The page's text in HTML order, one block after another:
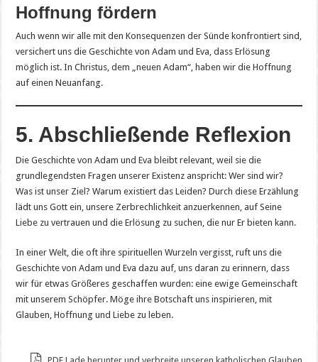
Hoffnung fördern
Auch wenn wir alle mit den Konsequenzen der Sünde konfrontiert sind,
versichert uns die Geschichte von Adam und Eva, dass Erlösung
möglich ist. In Christus, dem „neuen Adam“, haben wir die Hoffnung
auf einen Neuanfang.
5. Abschließende Reflexion
Die Geschichte von Adam und Eva bleibt relevant, weil sie die
grundlegendsten Fragen unserer Existenz anspricht: Wer sind wir?
Was ist unser Ziel? Warum existiert das Leiden? Durch diese Erzählung
lädt uns Gott ein, unsere Zerbrechlichkeit anzuerkennen, auf Seine
Liebe zu vertrauen und die Erlösung zu suchen, die nur Er bieten kann.
In einer Welt, die oft ihre spirituellen Wurzeln vergisst, ruft uns die
Geschichte von Adam und Eva dazu auf, uns daran zu erinnern, dass
wir für etwas Größeres geschaffen wurden: eine ewige Gemeinschaft
mit unserem Schöpfer. Möge ihre Botschaft uns inspirieren, mit
Glauben, Hoffnung und Liebe zu leben.